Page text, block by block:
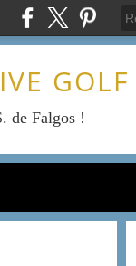
GOLF
de Falgos !